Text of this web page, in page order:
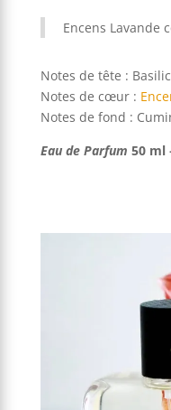
Encens Lavande
Notes de tête :
Notes de cœur :
Notes de fond :
Eau de Parfum 50 ml